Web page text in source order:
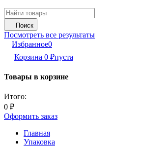
Поиск
Посмотреть все результаты
Избранное0
Корзина 0 ₽пуста
Товары в корзине
Итого:
0 ₽
Оформить заказ
Главная
Упаковка